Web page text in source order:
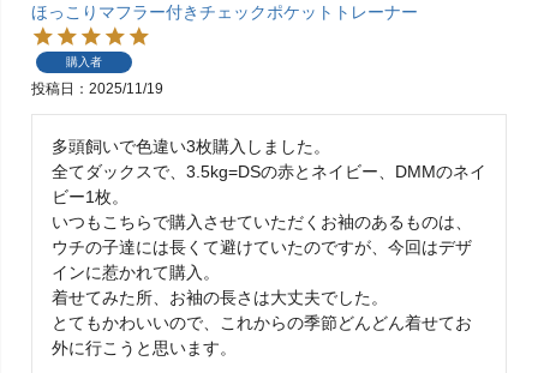
ほっこりマフラー付きチェックポケットトレーナー
購入者
投稿日 2025/11/19
多頭飼いで色違い3枚購入しました。
全てダックスで、3.5kg=DSの赤とネイビー、DMMのネイ
ビー1枚。
いつもこちらで購入させていただくお袖のあるものは、
ウチの子達には長くて避けていたのですが、今回はデザ
インに惹かれて購入。
着せてみた所、お袖の長さは大丈夫でした。
とてもかわいいので、これからの季節どんどん着せてお
外に行こうと思います。